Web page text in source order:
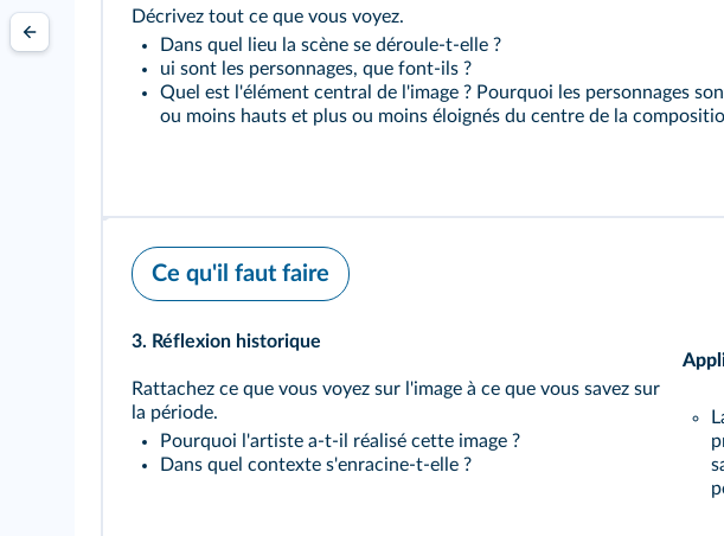
Décrivez tout ce que vous voyez.
Dans quel lieu la scène se déroule-t-elle ?
ui sont les personnages, que font-ils ?
Quel est l'élément central de l'image ? Pourquoi les personnages
ou moins hauts et plus ou moins éloignés du centre de la
Ce qu'il faut faire
3. Réflexion historique
Rattachez ce que vous voyez sur l'image à ce que vous savez sur
la période.
Pourquoi l'artiste a-t-il réalisé cette image ?
Dans quel contexte s'enracine-t-elle ?